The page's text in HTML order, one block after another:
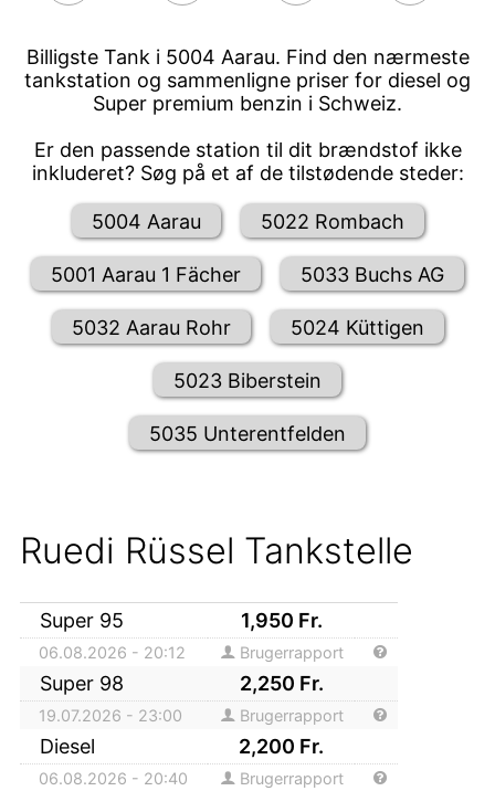
Billigste Tank i 5004 Aarau. Find den nærmeste
tankstation og sammenligne priser for diesel og
Super premium benzin i Schweiz.
Er den passende station til dit brændstof ikke
inkluderet? Søg på et af de tilstødende steder:
5004 Aarau 5022 Rombach
5001 Aarau 1 Fächer 5033 Buchs AG
5032 Aarau Rohr 5024 Küttigen
5023 Biberstein
5035 Unterentfelden
Ruedi Rüssel Tankstelle
Super 95 1,950 Fr.
06.08.2026 - 20:12 Brugerrapport
Super 98 2,250 Fr.
19.07.2026 - 23:00 Brugerrapport
Diesel 2,200 Fr.
06.08.2026 - 20:40 Brugerrapport